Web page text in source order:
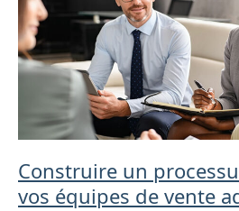
Construire un
vos équipes de vente